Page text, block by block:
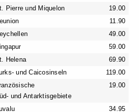
Pierre und Miquelon
19.00
11.90
49.00
59.00
Helena
69.90
und Caicosinseln
119.00
und Antarktisgebiete
19.00
34.95